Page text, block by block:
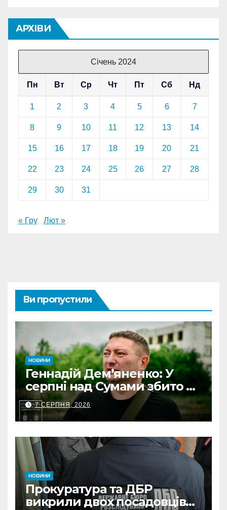
АРХІВИ
Січень 2024
Пн Вт Ср Чт Пт Сб Нд
1 2 3 4 5 6 7
8 9 10 11 12 13 14
15 16 17 18 19 20 21
22 23 24 25 26 27 28
29 30 31
« Гру Лют »
Ви пропустили
НОВИНИ
Геннадій Дем’яненко: У
серпні над Сумами збито 6
КАБів
7 СЕРПНЯ, 2026
НОВИНИ
Прокуратура та ДБР
викрили двох посадовців